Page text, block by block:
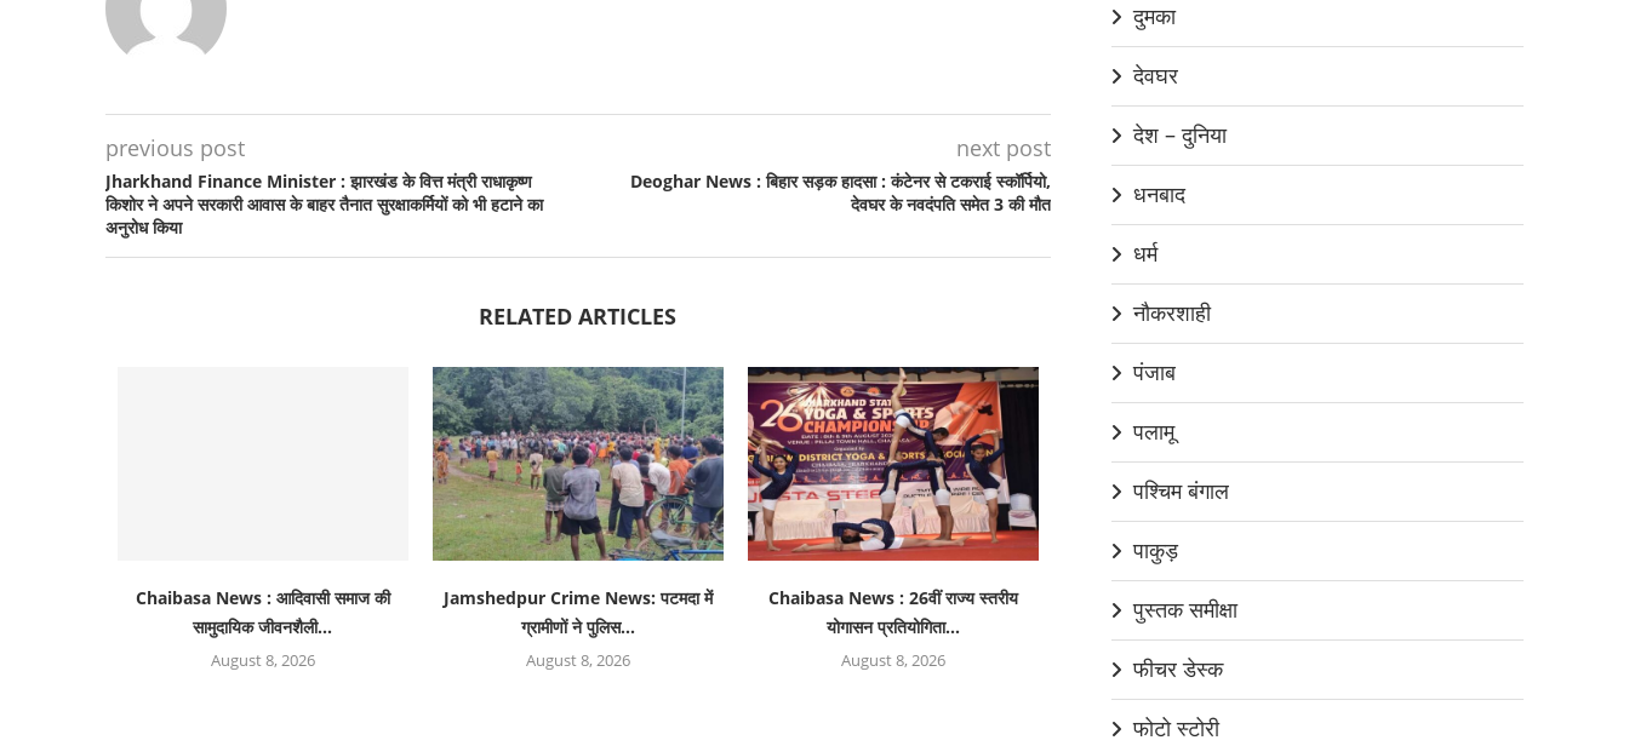
previous post
Jharkhand Finance Minister : झारखंड के वित्त मंत्री राधाकृष्ण
किशोर ने अपने सरकारी आवास के बाहर तैनात सुरक्षाकर्मियों को भी हटाने का
अनुरोध किया
next post
Deoghar News : बिहार सड़क हादसा : कंटेनर से टकराई स्कॉर्पियो,
देवघर के नवदंपति समेत 3 की मौत
RELATED ARTICLES
Chaibasa News : आदिवासी समाज की
सामुदायिक जीवनशैली...
August 8, 2026
Jamshedpur Crime News: पटमदा में
ग्रामीणों ने पुलिस...
August 8, 2026
Chaibasa News : 26वीं राज्य स्तरीय
योगासन प्रतियोगिता...
August 8, 2026
दुमका
देवघर
देश – दुनिया
धनबाद
धर्म
नौकरशाही
पंजाब
पलामू
पश्चिम बंगाल
पाकुड़
पुस्तक समीक्षा
फीचर डेस्क
फोटो स्टोरी